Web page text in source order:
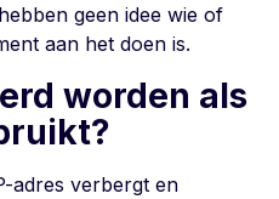
geen idee wie of
aan het doen is.
worden als
adres verbergt en